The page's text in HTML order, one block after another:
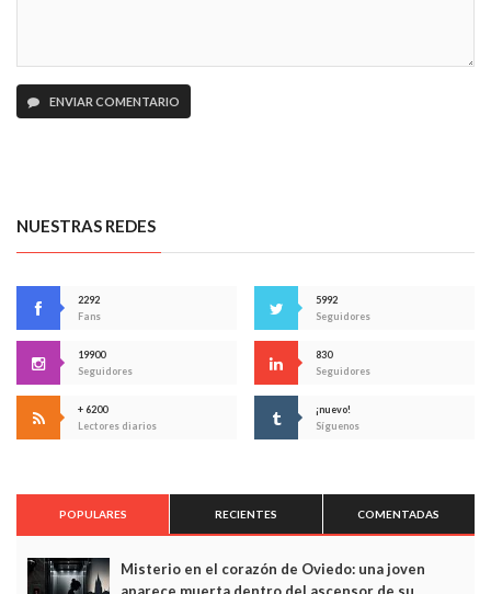
ENVIAR COMENTARIO
NUESTRAS REDES
2292
Fans
5992
Seguidores
19900
Seguidores
830
Seguidores
+ 6200
Lectores diarios
¡nuevo!
Síguenos
POPULARES RECIENTES COMENTADAS
Misterio en el corazón de Oviedo: una joven